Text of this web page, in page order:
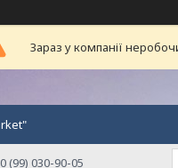
Зараз у компанії
(99) 030-90-05